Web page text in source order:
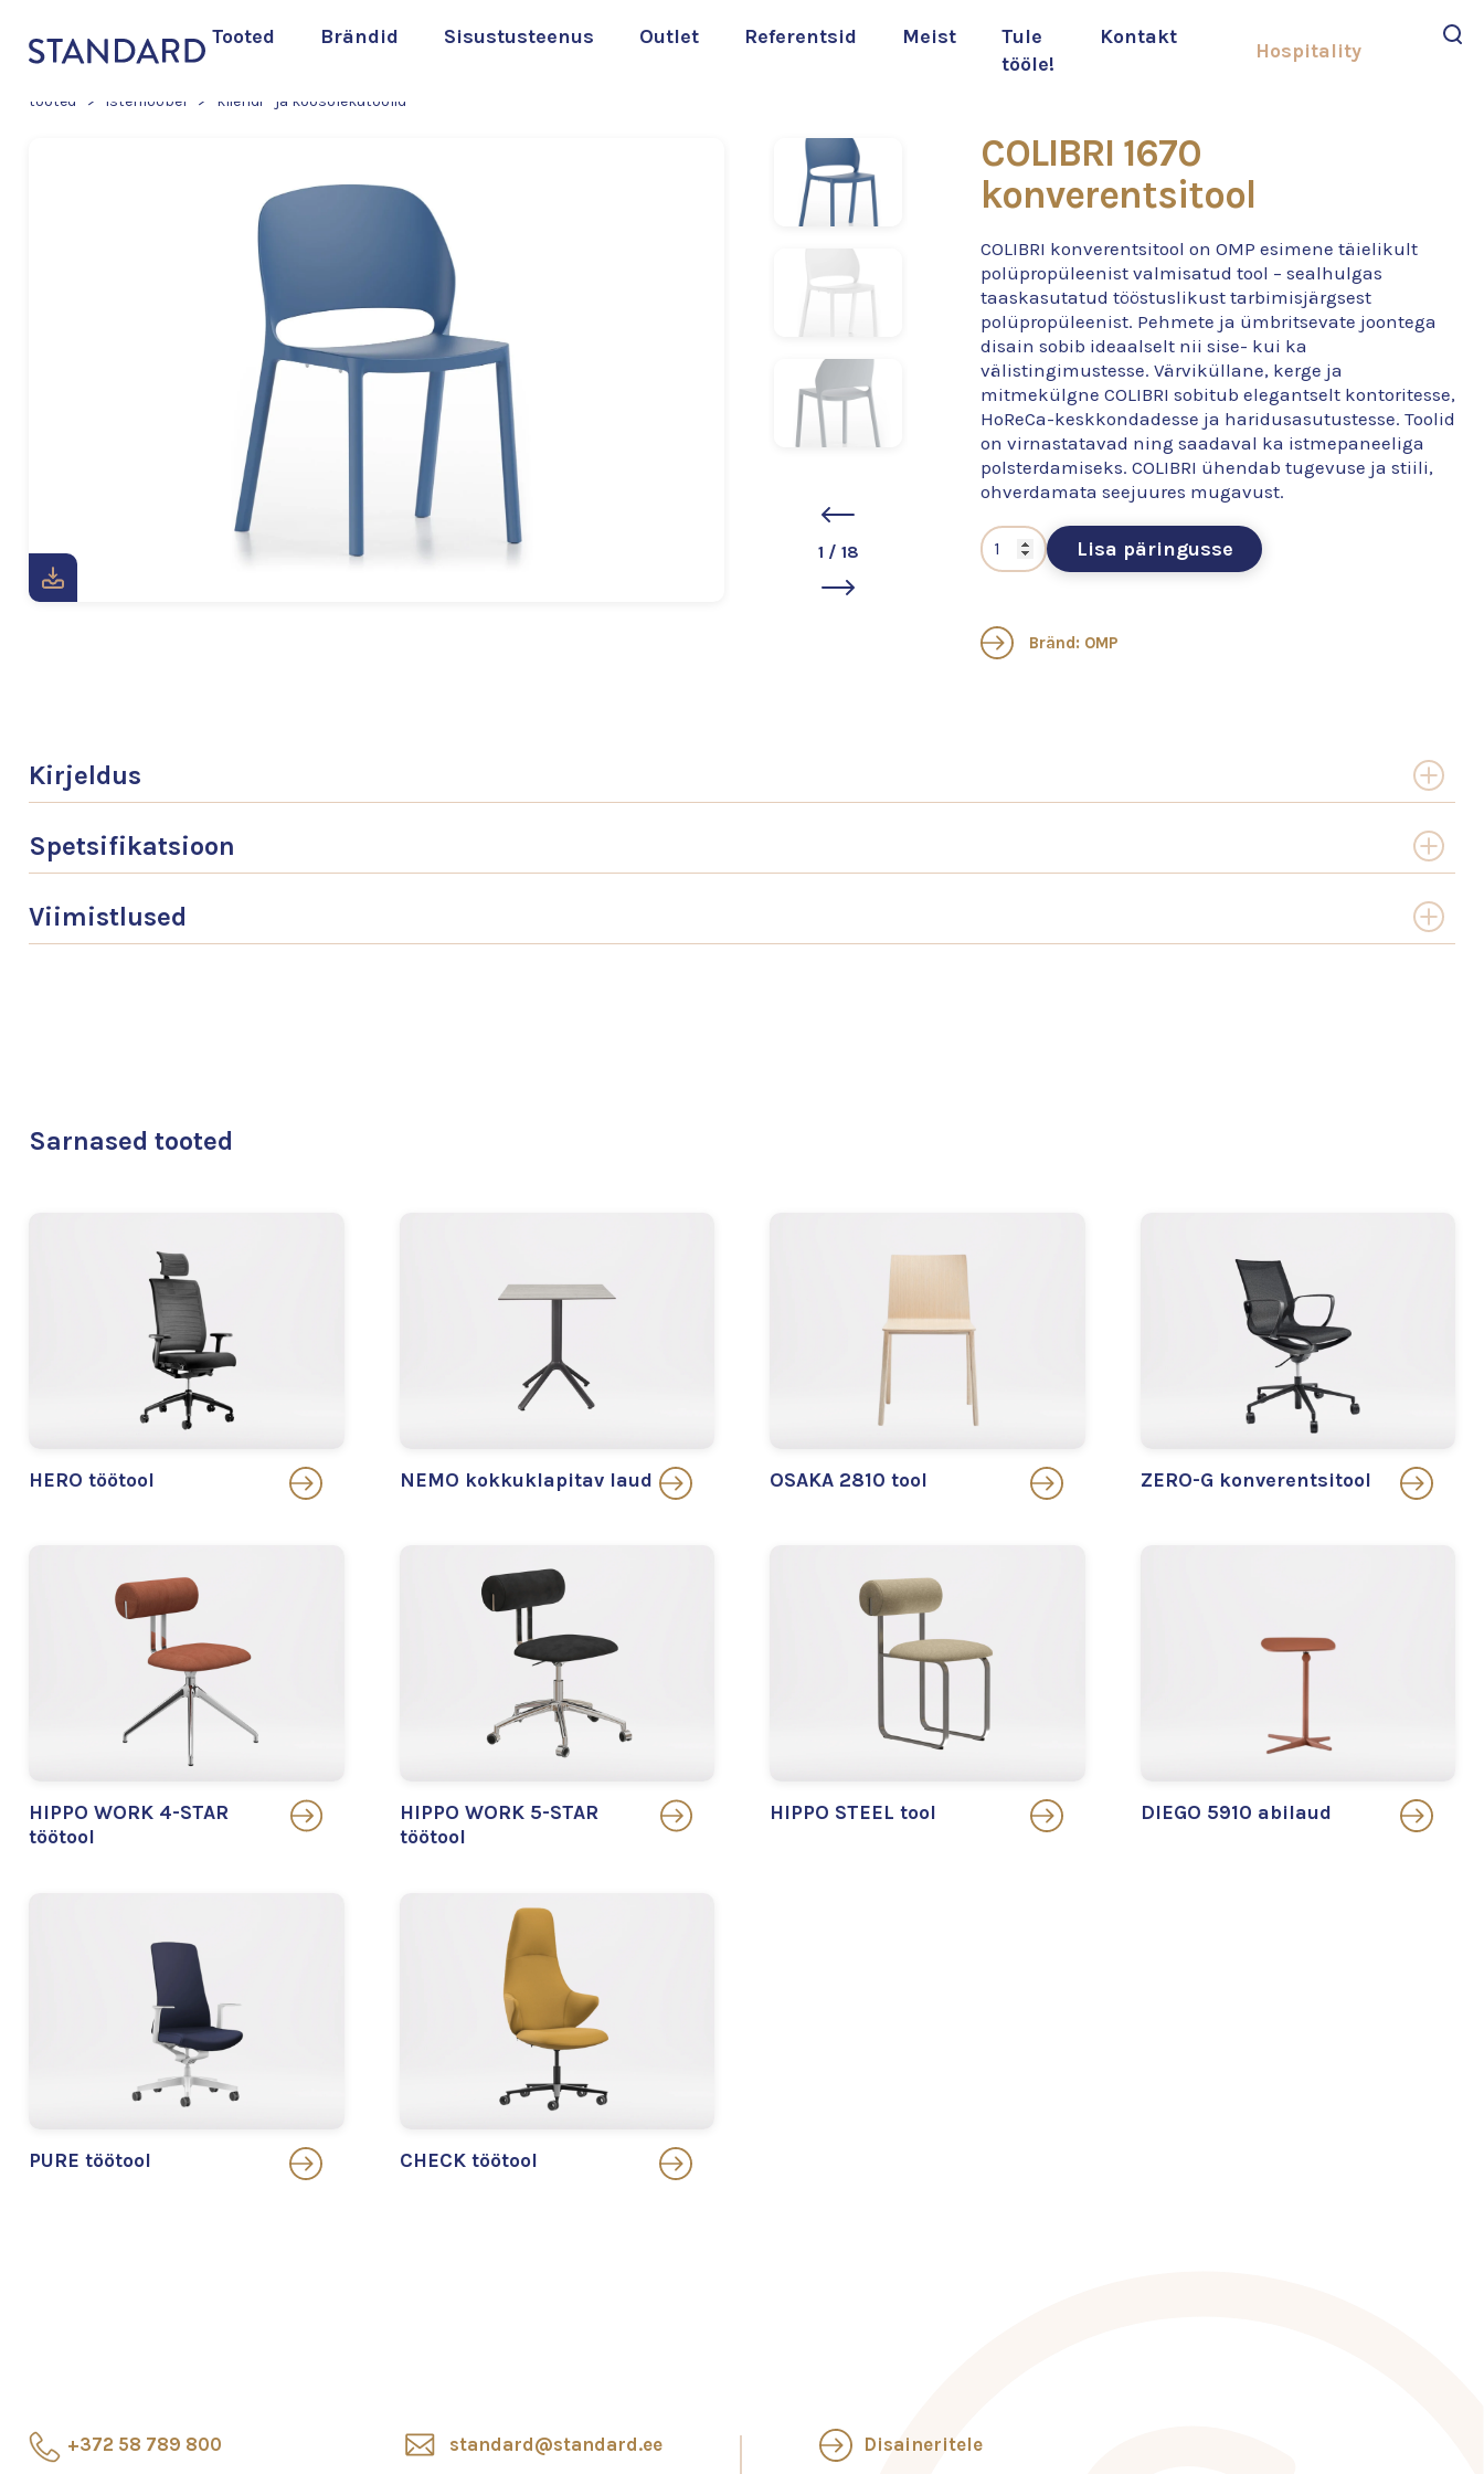
Tooted Brändid Sisustusteenus Outlet Referentsid Meist
Tule
tööle!
Kontakt
Hospitality
tooted > istemööbel > kliendi - ja koosolekutoolid
1 / 18
COLIBRI 1670
konverentsitool
COLIBRI konverentsitool on OMP esimene täielikult
polüpropüleenist valmisatud tool – sealhulgas
taaskasutatud tööstuslikust tarbimisjärgsest
polüpropüleenist. Pehmete ja ümbritsevate joontega
disain sobib ideaalselt nii sise- kui ka
välistingimustesse. Värviküllane, kerge ja
mitmekülgne COLIBRI sobitub elegantselt kontoritesse,
HoReCa-keskkondadesse ja haridusasutustesse. Toolid
on virnastatavad ning saadaval ka istmepaneeliga
polsterdamiseks. COLIBRI ühendab tugevuse ja stiili,
ohverdamata seejuures mugavust.
Lisa päringusse
Bränd: OMP
Kirjeldus
Spetsifikatsioon
Viimistlused
Sarnased tooted
HERO töötool NEMO kokkuklapitav laud OSAKA 2810 tool ZERO-G konverentsitool
HIPPO WORK 4-STAR
töötool
HIPPO WORK 5-STAR
töötool
HIPPO STEEL tool DIEGO 5910 abilaud
PURE töötool CHECK töötool
+372 58 789 800 standard@standard.ee Disaineritele